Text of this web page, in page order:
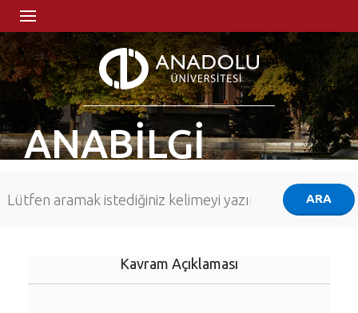
ANABİLGİ
Kavram Açıklaması